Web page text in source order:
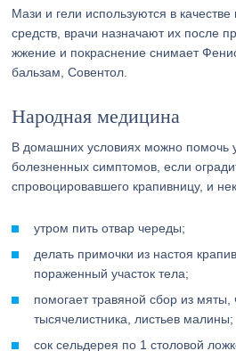
Мази и гели используются в
средств, врачи назначают их после
жжение и покраснение снимает
бальзам, Совентол.
Народная медицина
В домашних условиях можно помочь
болезненных симптомов, если
спровоцировавшего крапивницу, и
утром пить отвар череды;
делать примочки из настоя
пораженный участок тела;
помогает травяной сбор из
тысячелистника, листьев малины;
сок сельдерея по 1 столовой